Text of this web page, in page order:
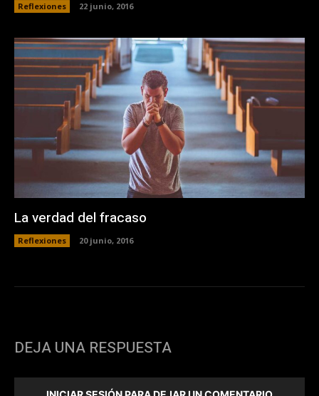
Reflexiones 22 junio, 2016
La verdad del fracaso
Reflexiones 20 junio, 2016
DEJA UNA RESPUESTA